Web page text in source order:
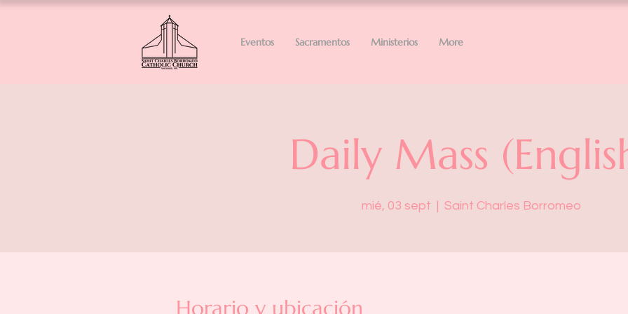
Eventos Sacramentos Ministerios More
Daily Mass
mié, 03 sept
  |
Saint Charles Borromeo
Horario y ubicación